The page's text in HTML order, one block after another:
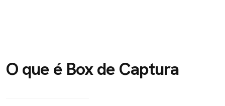
O que é Box de Captura